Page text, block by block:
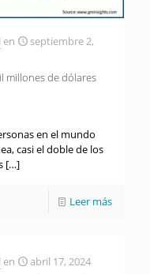
en
septiembre 2,
millones de dólares
en el mundo
casi el doble de los
[…]
Leer más
en
abril 17, 2024